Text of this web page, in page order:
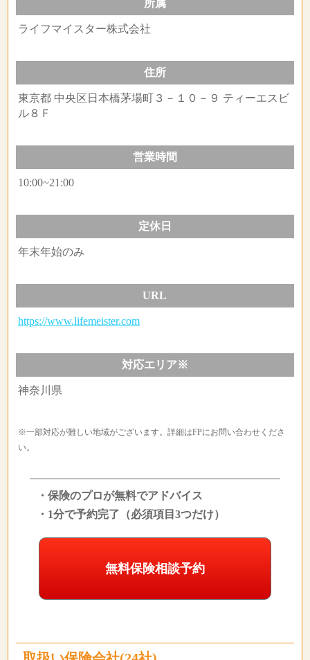
所属
ライフマイスター株式会社
住所
東京都 中央区日本橋茅場町３－１０－９ ティーエスビ
ル８Ｆ
営業時間
10:00~21:00
定休日
年末年始のみ
URL
https://www.lifemeister.com
対応エリア※
神奈川県
※一部対応が難しい地域がございます。詳細はFPにお問い合わせくださ
い。
・保険のプロが無料でアドバイス
・1分で予約完了（必須項目3つだけ）
無料保険相談予約